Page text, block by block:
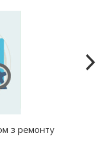
з ремонту